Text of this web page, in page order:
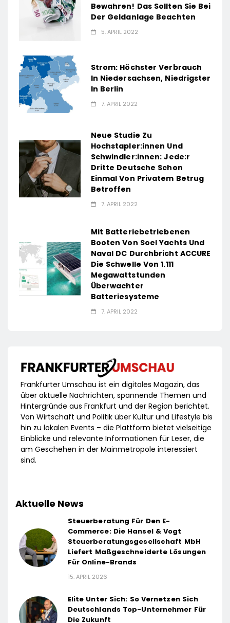
Bewahren! Das Sollten Sie Bei
Der Geldanlage Beachten
5. APRIL 2022
Strom: Höchster Verbrauch
In Niedersachsen, Niedrigster
In Berlin
7. APRIL 2022
Neue Studie Zu
Hochstapler:innen Und
Schwindler:innen: Jede:r
Dritte Deutsche Schon
Einmal Von Privatem Betrug
Betroffen
7. APRIL 2022
Mit Batteriebetriebenen
Booten Von Soel Yachts Und
Naval DC Durchbricht ACCURE
Die Schwelle Von 1.111
Megawattstunden
Überwachter
Batteriesysteme
7. APRIL 2022
Frankfurter Umschau ist ein digitales Magazin, das
über aktuelle Nachrichten, spannende Themen und
Hintergründe aus Frankfurt und der Region berichtet.
Von Wirtschaft und Politik über Kultur und Lifestyle bis
hin zu lokalen Events – die Plattform bietet vielseitige
Einblicke und relevante Informationen für Leser, die
am Geschehen in der Mainmetropole interessiert
sind.
Aktuelle News
Steuerberatung Für Den E-
Commerce: Die Hansel & Vogt
Steuerberatungsgesellschaft MbH
Liefert Maßgeschneiderte Lösungen
Für Online-Brands
15. APRIL 2026
Elite Unter Sich: So Vernetzen Sich
Deutschlands Top-Unternehmer Für
Die Zukunft